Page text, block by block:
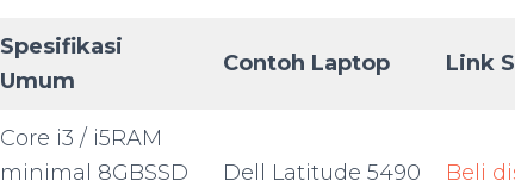
Spesifikasi
Umum
Contoh Laptop Link
Core i3 / i5RAM
minimal 8GBSSD
Dell Latitude 5490 Beli